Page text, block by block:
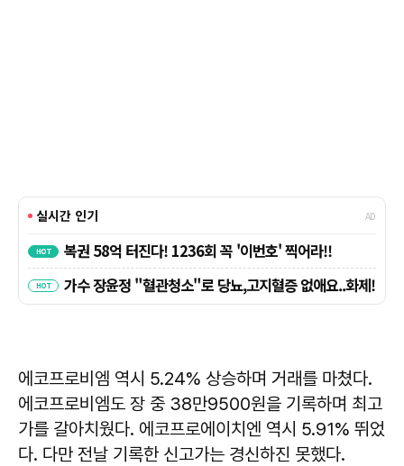
에코프로비엠 역시 5.24% 상승하며 거래를 마쳤다.
에코프로비엠도 장 중 38만9500원을 기록하며 최고
가를 갈아치웠다. 에코프로에이치엔 역시 5.91% 뛰었
다. 다만 전날 기록한 신고가는 경신하진 못했다.